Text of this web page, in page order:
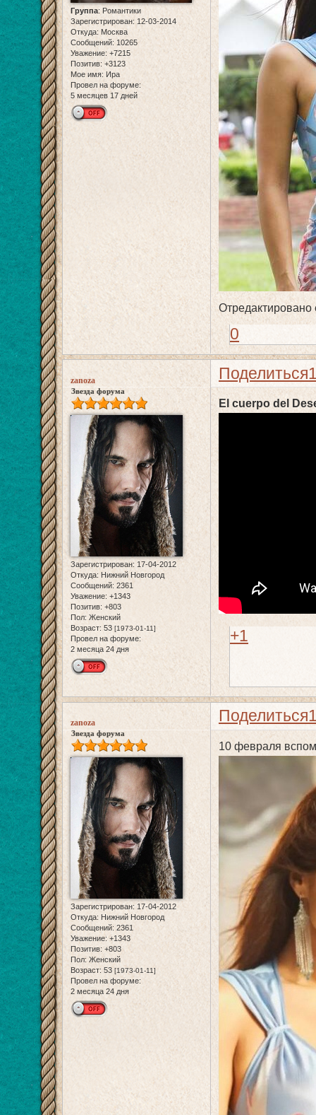
Группа: Романтики
Зарегистрирован: 12-03-2014
Откуда: Москва
Сообщений: 10265
Уважение: +7215
Позитив: +3123
Мое имя: Ира
Провел на форуме:
5 месяцев 17 дней
Отредактировано
0
Поделиться
zanoza
Звезда форума
Зарегистрирован: 17-04-2012
Откуда: Нижний Новгород
Сообщений: 2361
Уважение: +1343
Позитив: +803
Пол: Женский
Возраст: 53 [1973-01-11]
Провел на форуме:
2 месяца 24 дня
El cuerpo del
+1
Поделиться
zanoza
Звезда форума
Зарегистрирован: 17-04-2012
Откуда: Нижний Новгород
Сообщений: 2361
Уважение: +1343
Позитив: +803
Пол: Женский
Возраст: 53 [1973-01-11]
Провел на форуме:
2 месяца 24 дня
10 февраля